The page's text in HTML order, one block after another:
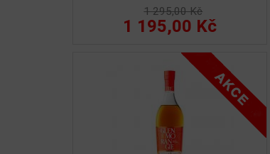
1 295,00 Kč
1 195,00 Kč